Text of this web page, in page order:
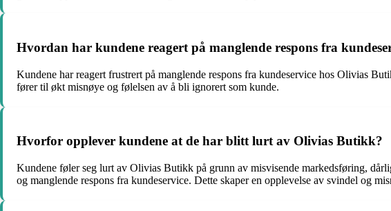
Hvordan har kundene reagert på manglende respons fra
Kundene har reagert frustrert på manglende respons fra kundeservice hos Olivias
fører til økt misnøye og følelsen av å bli ignorert som kunde.
Hvorfor opplever kundene at de har blitt lurt av Olivias Butikk?
Kundene føler seg lurt av Olivias Butikk på grunn av misvisende markedsføring,
og manglende respons fra kundeservice. Dette skaper en opplevelse av svindel og